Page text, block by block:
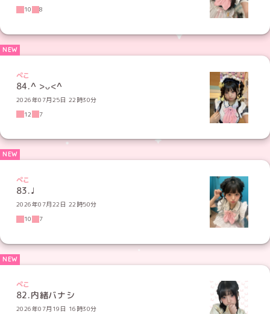
10
8
ぺこ
84.^ >ᴗ<^
2026年07月25日 22時30分
12
7
ぺこ
83.♩
2026年07月22日 22時50分
10
7
ぺこ
82.内緒バナシ
2026年07月19日 16時30分